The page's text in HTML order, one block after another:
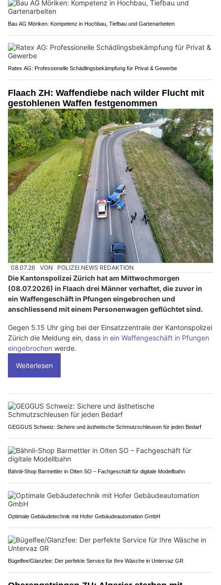
Bau AG Möriken: Kompetenz in Hochbau, Tiefbau und Gartenarbeiten
Ratex AG: Professionelle Schädlingsbekämpfung für Privat & Gewerbe
Flaach ZH: Waffendiebe nach wilder Flucht mit
gestohlenen Waffen festgenommen
08.07.26 VON POLIZEI.NEWS REDAKTION
Die Kantonspolizei Zürich hat am Mittwochmorgen
(08.07.2026) in Flaach drei Männer verhaftet, die zuvor in
ein Waffengeschäft in Pfungen eingebrochen und
anschliessend mit einem Personenwagen geflüchtet sind.
Gegen 5.15 Uhr ging bei der Einsatzzentrale der Kantonspolizei
Zürich die Meldung ein, dass in ein Waffengeschäft in Pfungen
eingebrochen werde.
Weiterlesen
GEGGUS Schweiz: Sichere und ästhetische Schmutzschleusen für jeden Bedarf
Bähnli-Shop Barmettler in Olten SO – Fachgeschäft für digitale Modellbahn
Optimale Gebäudetechnik mit Hofer Gebäudeautomation GmbH
Bügelfee/Glanzfee: Der perfekte Service für Ihre Wäsche in Untervaz GR